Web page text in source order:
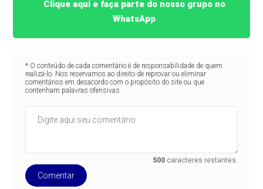
Clique aqui e faça parte do nosso grupo no
WhatsApp
* O conteúdo de cada comentário é de responsabilidade de quem
realizá-lo. Nos reservamos ao direito de reprovar ou eliminar
comentários em desacordo com o propósito do site ou que
contenham palavras ofensivas.
500 caracteres restantes.
Comentar